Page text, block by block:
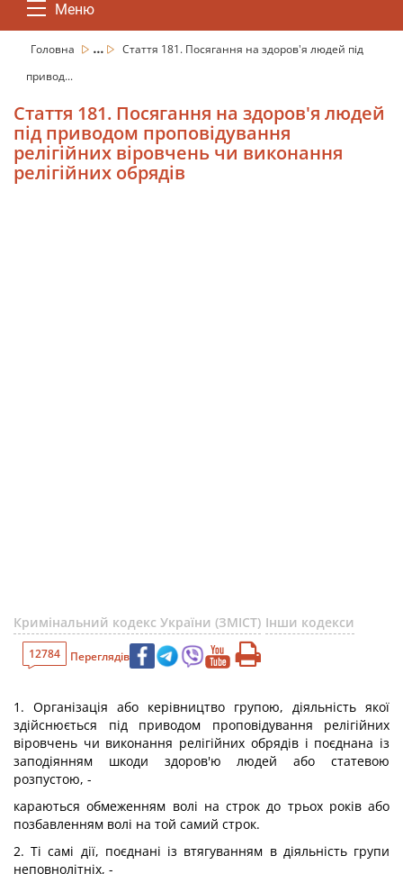
Меню
Головна ...
Стаття 181. Посягання на здоров'я людей під
привод...
Стаття 181. Посягання на здоров'я людей
під приводом проповідування
релігійних віровчень чи виконання
релігійних обрядів
Кримінальний кодекс України (ЗМІСТ) Інши кодекси
12784 Переглядів
1. Організація або керівництво групою, діяльність якої
здійснюється під приводом проповідування релігійних
віровчень чи виконання релігійних обрядів і поєднана із
заподіянням шкоди здоров'ю людей або статевою
розпустою, -
караються обмеженням волі на строк до трьох років або
позбавленням волі на той самий строк.
2. Ті самі дії, поєднані із втягуванням в діяльність групи
неповнолітніх, -